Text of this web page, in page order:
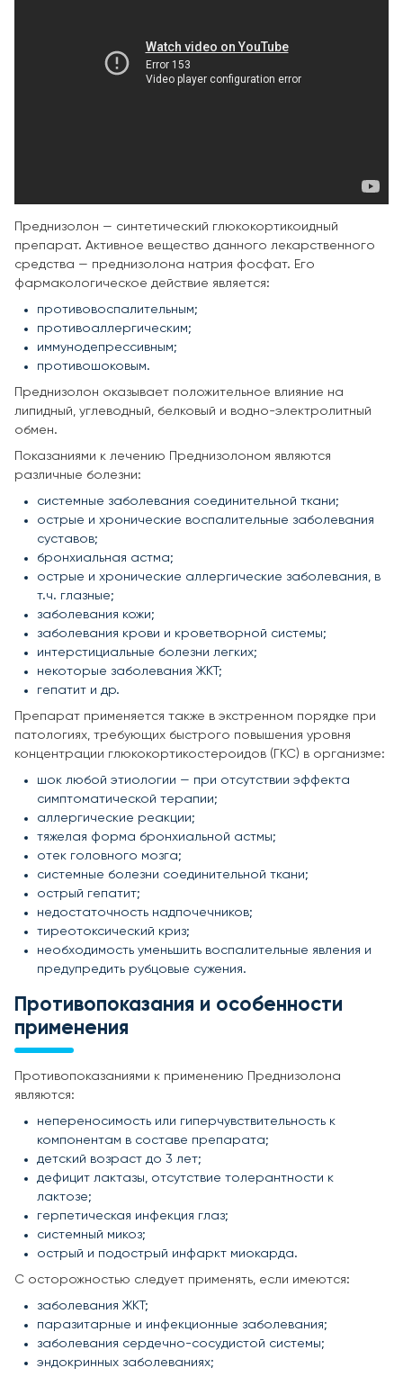
Преднизолон — синтетический глюкокортикоидный
препарат. Активное вещество данного лекарственного
средства — преднизолона натрия фосфат. Его
фармакологическое действие является:
противовоспалительным;
противоаллергическим;
иммунодепрессивным;
противошоковым.
Преднизолон оказывает положительное влияние на
липидный, углеводный, белковый и водно-электролитный
обмен.
Показаниями к лечению Преднизолоном являются
различные болезни:
системные заболевания соединительной ткани;
острые и хронические воспалительные заболевания
суставов;
бронхиальная астма;
острые и хронические аллергические заболевания, в
т.ч. глазные;
заболевания кожи;
заболевания крови и кроветворной системы;
интерстициальные болезни легких;
некоторые заболевания ЖКТ;
гепатит и др.
Препарат применяется также в экстренном порядке при
патологиях, требующих быстрого повышения уровня
концентрации глюкокортикостероидов (ГКС) в организме:
шок любой этиологии — при отсутствии эффекта
симптоматической терапии;
аллергические реакции;
тяжелая форма бронхиальной астмы;
отек головного мозга;
системные болезни соединительной ткани;
острый гепатит;
недостаточность надпочечников;
тиреотоксический криз;
необходимость уменьшить воспалительные явления и
предупредить рубцовые сужения.
Противопоказания и особенности
применения
Противопоказаниями к применению Преднизолона
являются:
непереносимость или гиперчувствительность к
компонентам в составе препарата;
детский возраст до 3 лет;
дефицит лактазы, отсутствие толерантности к
лактозе;
герпетическая инфекция глаз;
системный микоз;
острый и подострый инфаркт миокарда.
С осторожностью следует применять, если имеются:
заболевания ЖКТ;
паразитарные и инфекционные заболевания;
заболевания сердечно-сосудистой системы;
эндокринных заболеваниях;